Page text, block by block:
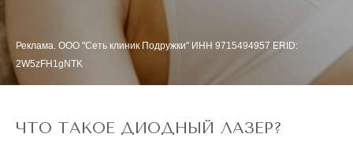
Реклама. ООО "Сеть клиник Подружки" ИНН 9715494957 ERID:
2W5zFH1gNTK
ЧТО ТАКОЕ ДИОДНЫЙ ЛАЗЕР?